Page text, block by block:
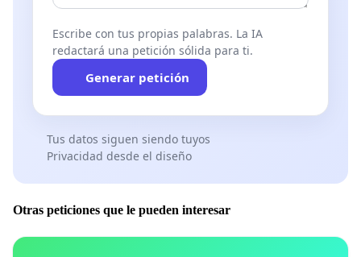
Escribe con tus propias palabras. La IA
redactará una petición sólida para ti.
Generar petición
Tus datos siguen siendo tuyos
Privacidad desde el diseño
Otras peticiones que le pueden interesar